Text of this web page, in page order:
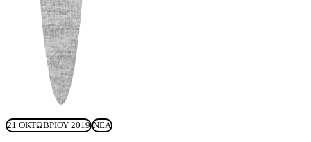
21 ΟΚΤΩΒΡΊΟΥ 2019 ΝΈΑ